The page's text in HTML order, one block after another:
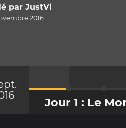
par JustVi
2016
Jour 1 : Le